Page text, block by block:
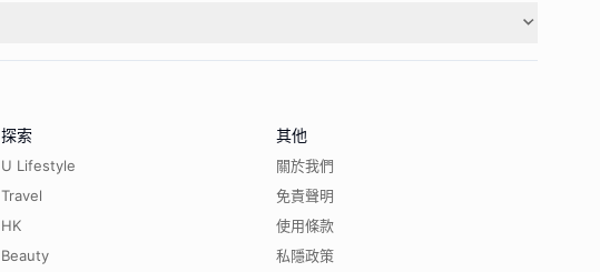
探索
U Lifestyle
Travel
HK
Beauty
其他
關於我們
免責聲明
使用條款
私隱政策